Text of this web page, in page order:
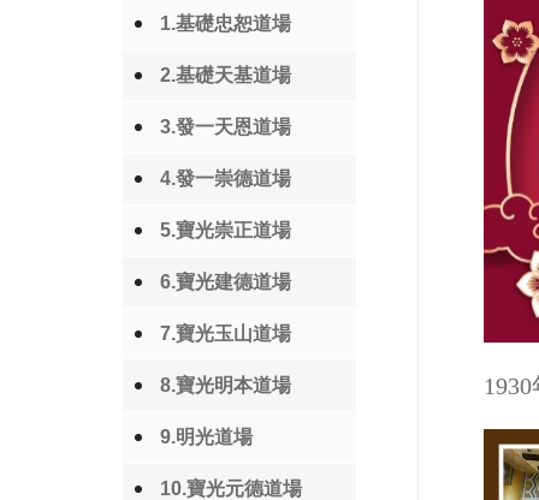
1.基礎忠恕道場
2.基礎天基道場
3.發一天恩道場
4.發一崇德道場
5.寶光崇正道場
6.寶光建德道場
7.寶光玉山道場
8.寶光明本道場
9.明光道場
10.寶光元德道場